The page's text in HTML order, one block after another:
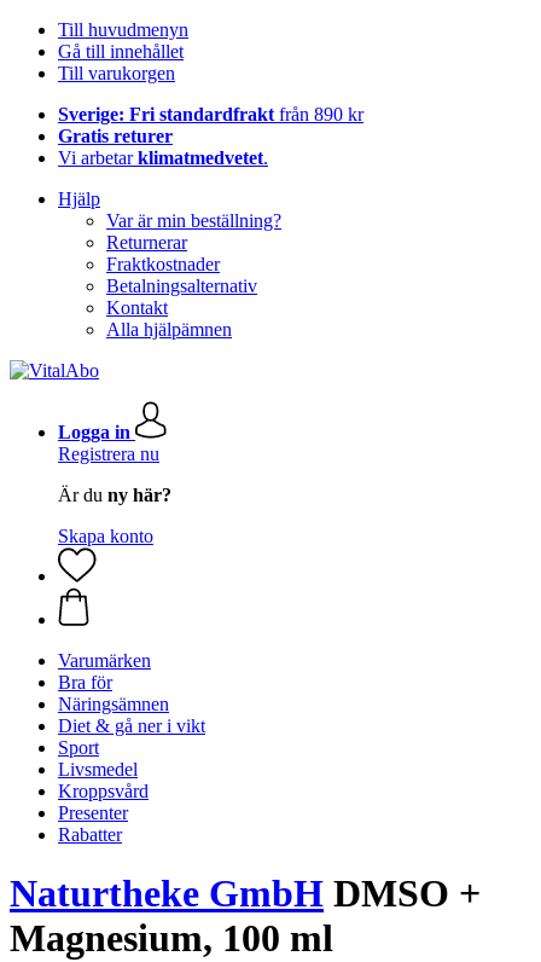
Till huvudmenyn
Gå till innehållet
Till varukorgen
Sverige: Fri standardfrakt från 890 kr
Gratis returer
Vi arbetarklimatmedvetet.
Hjälp
Var är min beställning?
Returnerar
Fraktkostnader
Betalningsalternativ
Kontakt
Alla hjälpämnen
Logga in
Registrera nu
Är du ny här?
Skapa konto
Varumärken
Bra för
Näringsämnen
Diet & gå ner i vikt
Sport
Livsmedel
Kroppsvård
Presenter
Rabatter
Naturtheke GmbH DMSO +
Magnesium, 100 ml